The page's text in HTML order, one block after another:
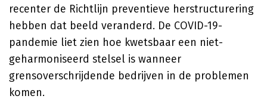
recenter de Richtlijn preventieve herstructurering
hebben dat beeld veranderd. De COVID-19-
pandemie liet zien hoe kwetsbaar een niet-
geharmoniseerd stelsel is wanneer
grensoverschrijdende bedrijven in de problemen
komen.